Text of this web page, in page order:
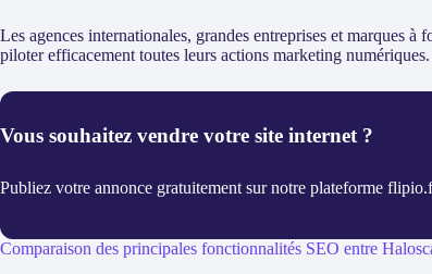
Les agences internationales, grandes entreprises et marques
piloter efficacement toutes leurs actions marketing numériques.
Vous souhaitez vendre votre site internet ?
Publiez votre annonce gratuitement sur notre plateforme
Comparaison des principales fonctionnalités SEO entre